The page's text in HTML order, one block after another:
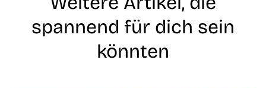
spannend für dich sein
könnten